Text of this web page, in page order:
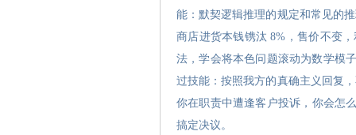
能：默契逻辑推理的规定和常见的
商店进货本钱镌汰 8%，售价不变
法，学会将本色问题滚动为数学模
过技能：按照我方的真确主义回复
你在职责中遭逢客户投诉，你会怎
搞定决议。